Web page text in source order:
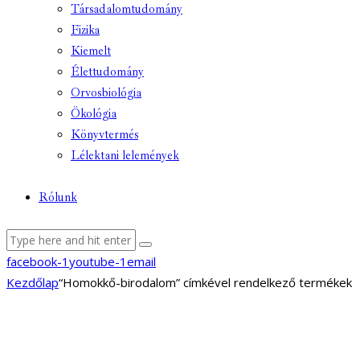
Társadalomtudomány
Fizika
Kiemelt
Élettudomány
Orvosbiológia
Ökológia
Könyvtermés
Lélektani lelemények
Rólunk
facebook-1 youtube-1 email
Kezdőlap“Homokkő-birodalom” címkével rendelkező termékek